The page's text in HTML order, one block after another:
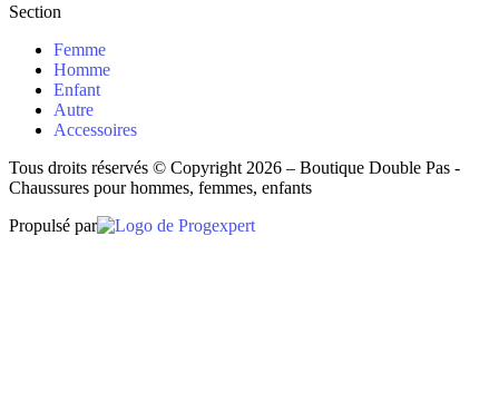
Section
Femme
Homme
Enfant
Autre
Accessoires
Tous droits réservés © Copyright 2026 – Boutique Double Pas -
Chaussures pour hommes, femmes, enfants
Propulsé par